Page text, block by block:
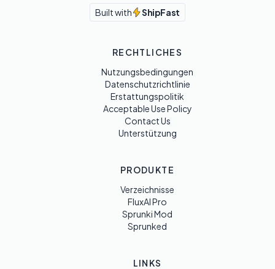
Built with ShipFast
RECHTLICHES
Nutzungsbedingungen
Datenschutzrichtlinie
Erstattungspolitik
Acceptable Use Policy
Contact Us
Unterstützung
PRODUKTE
Verzeichnisse
FluxAI Pro
Sprunki Mod
Sprunked
LINKS